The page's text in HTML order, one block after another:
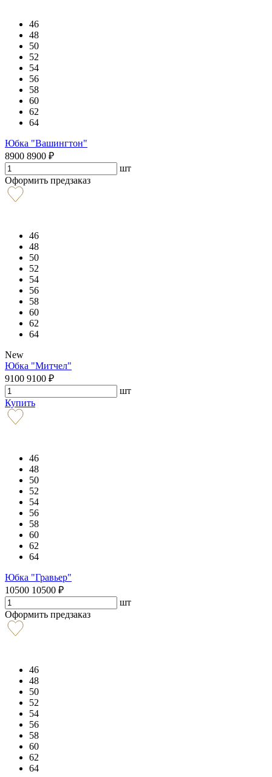
46
48
50
52
54
56
58
60
62
64
Юбка "Вашингтон"
8900 8900 ₽
шт
Оформить предзаказ
46
48
50
52
54
56
58
60
62
64
New
Юбка "Митчел"
9100 9100 ₽
шт
Купить
46
48
50
52
54
56
58
60
62
64
Юбка "Гравьер"
10500 10500 ₽
шт
Оформить предзаказ
46
48
50
52
54
56
58
60
62
64